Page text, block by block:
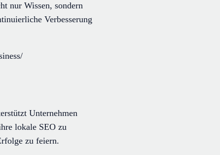
nur Wissen, sondern
Verbesserung
Unternehmen
lokale SEO zu
zu feiern.